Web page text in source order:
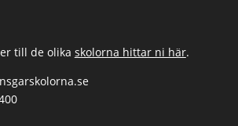
till de olika skolorna hittar ni här.